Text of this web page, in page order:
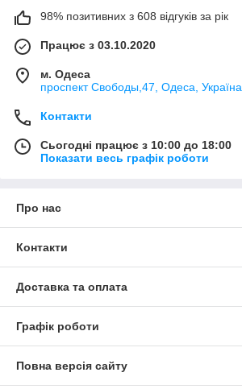
98% позитивних з 608 відгуків за рік
Працює з 03.10.2020
м. Одеса
проспект Свободы,47, Одеса, Україна
Контакти
Сьогодні працює з 10:00 до 18:00
Показати весь графік роботи
Про нас
Контакти
Доставка та оплата
Графік роботи
Повна версія сайту